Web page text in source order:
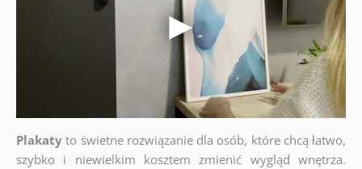
Plakaty to świetne rozwiązanie dla osób, które chcą łatwo,
szybko i niewielkim kosztem zmienić wygląd wnętrza.